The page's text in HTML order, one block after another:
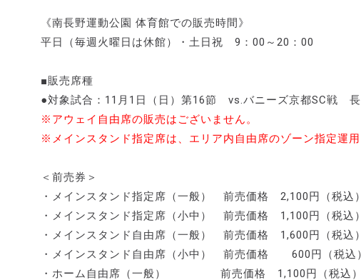
《南長野運動公園 体育館での販売時間》
平日（毎週火曜日は休館）・土日祝 9：00～20：00
■販売席種
●対象試合：11月1日（日）第16節 vs.バニーズ京都SC戦 長
※アウェイ自由席の販売はございません。
※メインスタンド指定席は、エリア内自由席のゾーン指定運用
＜前売券＞
・メインスタンド指定席（一般） 前売価格 2,100円（税込
・メインスタンド指定席（小中） 前売価格 1,100円（税込
・メインスタンド自由席（一般） 前売価格 1,600円（税込）
・メインスタンド自由席（小中） 前売価格 600円（税込）
・ホーム自由席（一般） 前売価格 1,100円（税込）